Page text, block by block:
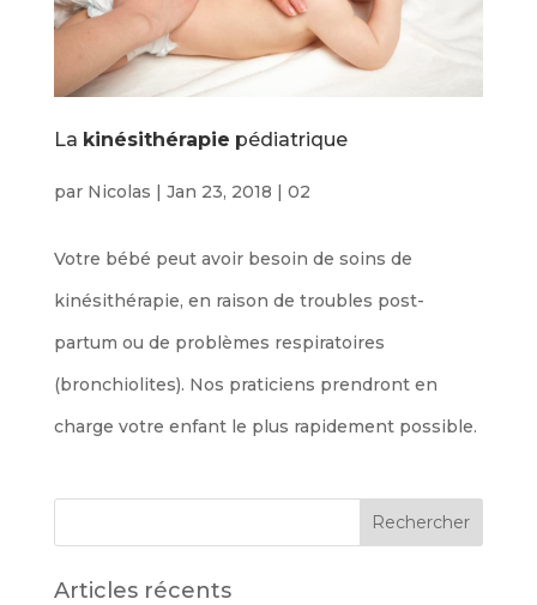
La kinésithérapie pédiatrique
par Nicolas | Jan 23, 2018 | 02
Votre bébé peut avoir besoin de soins de
kinésithérapie, en raison de troubles post-
partum ou de problèmes respiratoires
(bronchiolites). Nos praticiens prendront en
charge votre enfant le plus rapidement possible.
Articles récents